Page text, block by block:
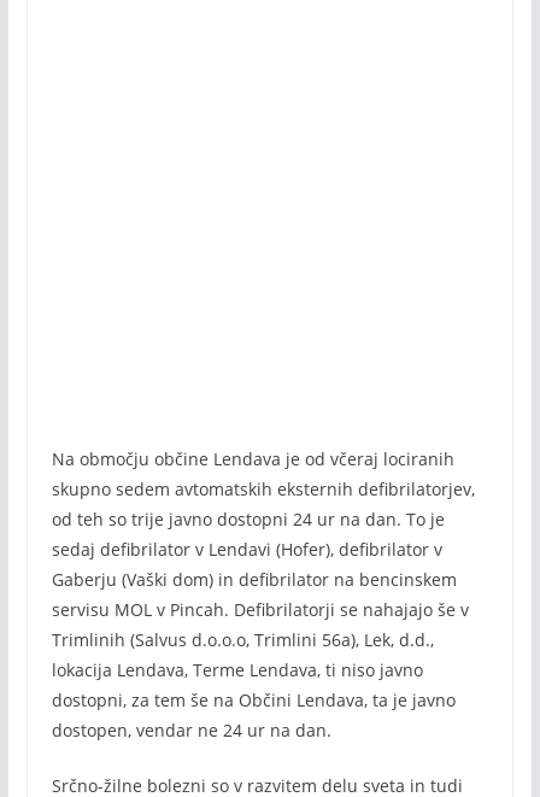
Na območju občine Lendava je od včeraj lociranih
skupno sedem avtomatskih eksternih defibrilatorjev,
od teh so trije javno dostopni 24 ur na dan. To je
sedaj defibrilator v Lendavi (Hofer), defibrilator v
Gaberju (Vaški dom) in defibrilator na bencinskem
servisu MOL v Pincah. Defibrilatorji se nahajajo še v
Trimlinih (Salvus d.o.o.o, Trimlini 56a), Lek, d.d.,
lokacija Lendava, Terme Lendava, ti niso javno
dostopni, za tem še na Občini Lendava, ta je javno
dostopen, vendar ne 24 ur na dan.
Srčno-žilne bolezni so v razvitem delu sveta in tudi